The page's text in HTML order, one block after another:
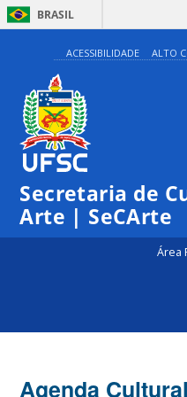
BRASIL
ACESSIBILIDADE ALTO
Secretaria de
Arte | SeCArte
Área
Agenda Cultural